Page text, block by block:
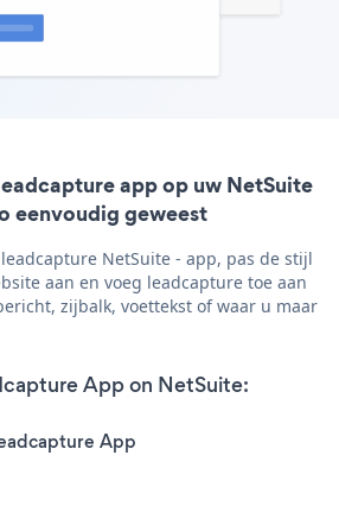
app op uw NetSuite
eenvoudig geweest
NetSuite - app, pas de stijl
aan en voeg leadcapture toe aan
zijbalk, voettekst of waar u maar
App on NetSuite:
App